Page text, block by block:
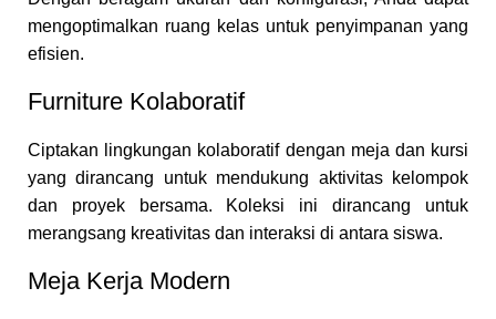
mengoptimalkan ruang kelas untuk penyimpanan yang
efisien.
Furniture Kolaboratif
Ciptakan lingkungan kolaboratif dengan meja dan kursi
yang dirancang untuk mendukung aktivitas kelompok
dan proyek bersama. Koleksi ini dirancang untuk
merangsang kreativitas dan interaksi di antara siswa.
Meja Kerja Modern